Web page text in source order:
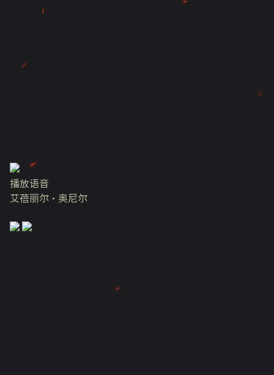
播放语音
艾蓓丽尔·奥尼尔